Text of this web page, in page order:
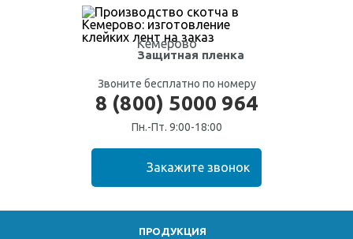
Кемерово
Защитная пленка
Звоните бесплатно по номеру
8 (800) 5000 964
Пн.-Пт. 9:00-18:00
ПРОДУКЦИЯ